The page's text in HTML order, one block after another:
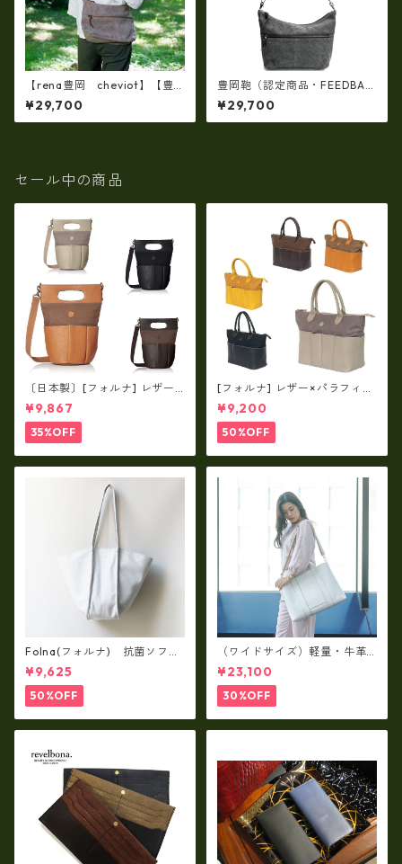
【rena豊岡 cheviot】【豊
岡製・火山灰染め】8号帆布・
斜め掛けショルダー tz-24
¥29,700
豊岡鞄（認定商品・FEEDBA
G）豊岡製・神鍋山火山灰染め
8号帆布・イブクロ型斜め掛け
ショルダーバッグ FB-102-B
¥29,700
セール中の商品
〔日本製〕[フォルナ] レザー×
パラフィン筒型2way シュリン
クレザー×79Aパラフィン fo
-259630
¥9,867
35%OFF
[フォルナ] レザー×パラフィン
筒型2way シュリンクレザー×
79Aパラフィン トートL fo-2
59632
¥9,200
50%OFF
Folna(フォルナ) 抗菌ソフト
スムースレザー トートバッグ
¥9,625
50%OFF
（ワイドサイズ）軽量・牛革
製品・2WAYヌメ革トートバッ
グ（A3サイズ/日本製）(高収
納）ir-02G
¥23,100
30%OFF